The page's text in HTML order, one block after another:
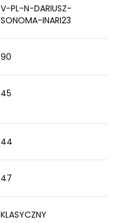
V-PL-N-DARIUSZ-
SONOMA-INARI23
90
45
44
47
KLASYCZNY